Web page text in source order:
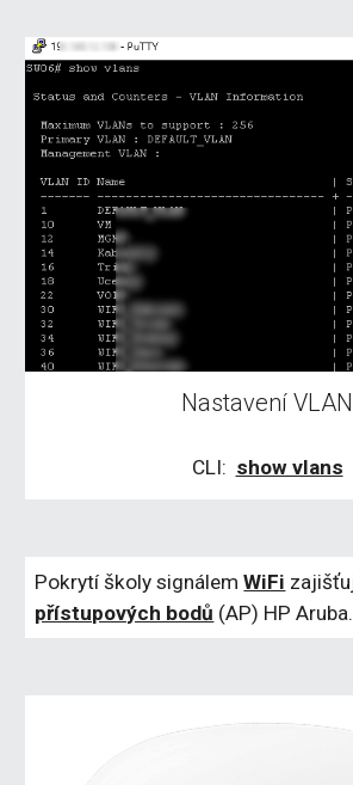
Nastavení VLAN
CLI: show vlans
Pokrytí školy signálem WiFi
přístupových bodů (AP) HP Aruba.